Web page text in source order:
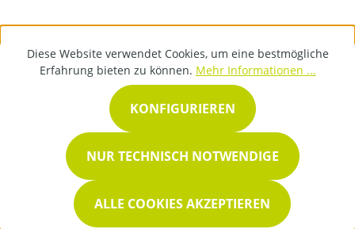
Diese Website verwendet Cookies, um eine bestmögliche
Erfahrung bieten zu können. Mehr Informationen ...
NUR TECHNISCH NOTWENDIGE
KONFIGURIEREN
ALLE COOKIES AKZEPTIEREN